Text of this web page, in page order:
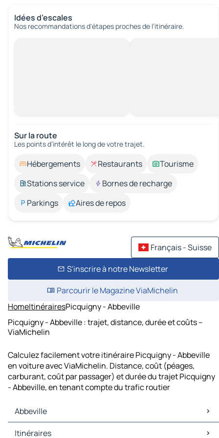
Idées d’escales
Nos recommandations d'étapes proches de l’itinéraire.
Sur la route
Les points d’intérêt le long de votre trajet.
Hébergements Restaurants
Tourisme
Stations service
Bornes de recharge
Parkings
Aires de repos
Français - Suisse
S'inscrire à notre Newsletter
Parcourir le Magazine ViaMichelin
HomeItinérairesPicquigny - Abbeville
Picquigny - Abbeville : trajet, distance, durée et coûts –
ViaMichelin
Calculez facilement votre itinéraire Picquigny - Abbeville
en voiture avec ViaMichelin. Distance, coût (péages,
carburant, coût par passager) et durée du trajet Picquigny
- Abbeville, en tenant compte du trafic routier
Abbeville
Abbeville Cartes et plans
Itinéraires